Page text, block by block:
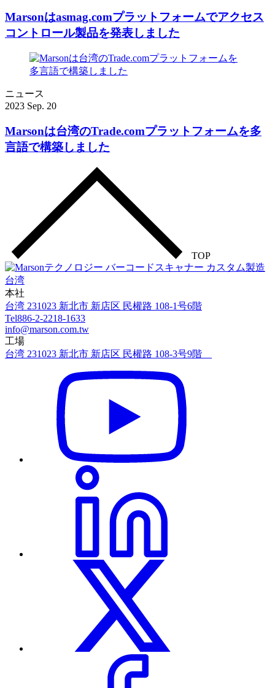
Marsonはasmag.comプラットフォームでアクセス
コントロール製品を発表しました
ニュース
2023 Sep. 20
Marsonは台湾のTrade.comプラットフォームを多
言語で構築しました
TOP
本社
台湾 231023 新北市 新店区 民權路 108-1号6階
Tel886-2-2218-1633
info@marson.com.tw
工場
台湾 231023 新北市 新店区 民權路 108-3号9階